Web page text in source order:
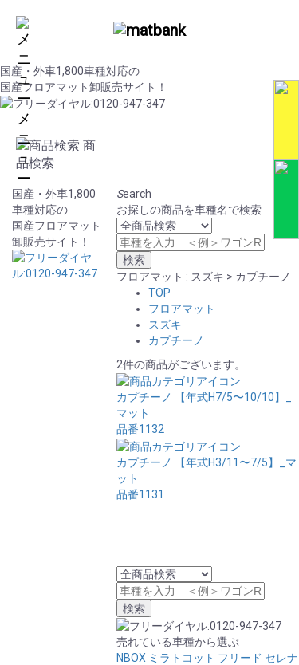
国産・外車1,800車種対応の
国産フロアマット卸販売サイト！
商
品検索
メ
ニ
ュ
ー
国産・外車1,800
車種対応の
国産フロアマット
卸販売サイト！
Search
お探しの商品を車種名で検索
フロアマット : スズキ > カプチーノ
TOP
フロアマット
スズキ
カプチーノ
2件の商品がございます。
カプチーノ 【年式H7/5〜10/10】_
マット
品番1132
カプチーノ 【年式H3/11〜7/5】_マ
ット
品番1131
売れている車種から選ぶ
NBOX ミラトコット フリード セレナ